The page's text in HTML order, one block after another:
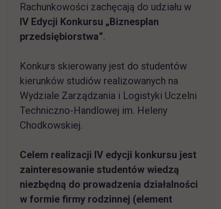
Rachunkowości zachęcają do udziału w
IV Edycji Konkursu „Biznesplan
przedsiębiorstwa”.
Konkurs skierowany jest do studentów
kierunków studiów realizowanych na
Wydziale Zarządzania i Logistyki Uczelni
Techniczno-Handlowej im. Heleny
Chodkowskiej.
Celem realizacji IV edycji konkursu jest
zainteresowanie studentów wiedzą
niezbędną do prowadzenia działalności
w formie firmy rodzinnej (element